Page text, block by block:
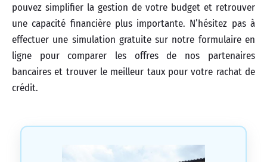
pouvez simplifier la gestion de votre budget et retrouver
une capacité financière plus importante. N’hésitez pas à
effectuer une simulation gratuite sur notre formulaire en
ligne pour comparer les offres de nos partenaires
bancaires et trouver le meilleur taux pour votre rachat de
crédit.